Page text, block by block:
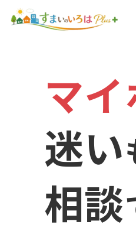
マ
迷い
相談